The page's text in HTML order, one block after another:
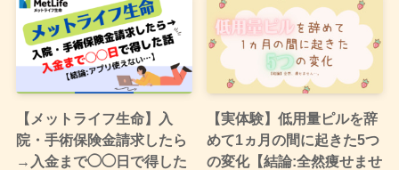
【メットライフ生命】入
院・手術保険金請求したら
→入金まで◯◯日で得した
【実体験】低用量ピルを辞
めて1ヵ月の間に起きた5つ
の変化【結論:全然痩せませ